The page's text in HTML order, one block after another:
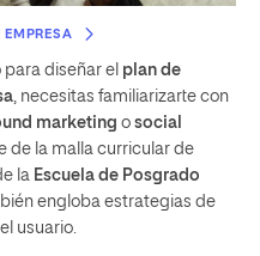
EMPRESA
diseñar el plan de
, necesitas familiarizarte con
marketing o social
de la malla curricular de
la Escuela de Posgrado
engloba estrategias de
usuario.